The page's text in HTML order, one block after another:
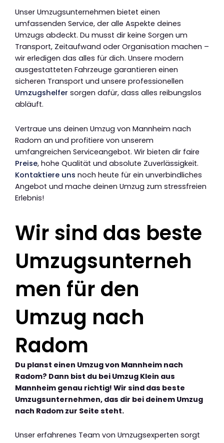
Unser Umzugsunternehmen bietet einen
umfassenden Service, der alle Aspekte deines
Umzugs abdeckt. Du musst dir keine Sorgen um
Transport, Zeitaufwand oder Organisation machen –
wir erledigen das alles für dich. Unsere modern
ausgestatteten Fahrzeuge garantieren einen
sicheren Transport und unsere professionellen
Umzugshelfer sorgen dafür, dass alles reibungslos
abläuft.
Vertraue uns deinen Umzug von Mannheim nach
Radom an und profitiere von unserem
umfangreichen Serviceangebot. Wir bieten dir faire
Preise, hohe Qualität und absolute Zuverlässigkeit.
Kontaktiere uns noch heute für ein unverbindliches
Angebot und mache deinen Umzug zum stressfreien
Erlebnis!
Wir sind das beste
Umzugsunterneh
men für den
Umzug nach
Radom
Du planst einen Umzug von Mannheim nach
Radom? Dann bist du bei Umzug Klein aus
Mannheim genau richtig! Wir sind das beste
Umzugsunternehmen, das dir bei deinem Umzug
nach Radom zur Seite steht.
Unser erfahrenes Team von Umzugsexperten sorgt